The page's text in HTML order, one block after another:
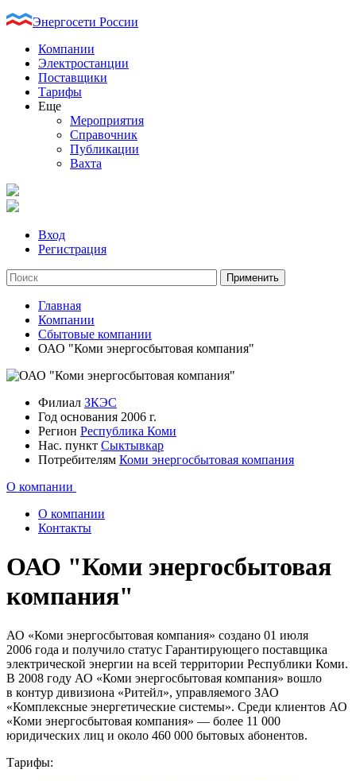
Энергосети России
Компании
Электростанции
Поставщики
Тарифы
Еще
Мероприятия
Справочник
Публикации
Вахта
Вход
Регистрация
Главная
Компании
Сбытовые компании
ОАО "Коми энергосбытовая компания"
Филиал ЗКЭС
Год основания 2006 г.
Регион Республика Коми
Нас. пункт Сыктывкар
Потребителям Коми энергосбытовая компания
О компании
О компании
Контакты
ОАО "Коми энергосбытовая
компания"
АО «Коми энергосбытовая компания» создано 01 июля
2006 года и получило статус Гарантирующего поставщика
электрической энергии на всей территории Республики Коми.
В 2008 году АО «Коми энергосбытовая компания» вошло
в контур дивизиона «Ритейл», управляемого ЗАО
«Комплексные энергетические системы». Среди клиентов АО
«Коми энергосбытовая компания» — более 11 000
юридических лиц и около 460 000 бытовых абонентов.
Тарифы: